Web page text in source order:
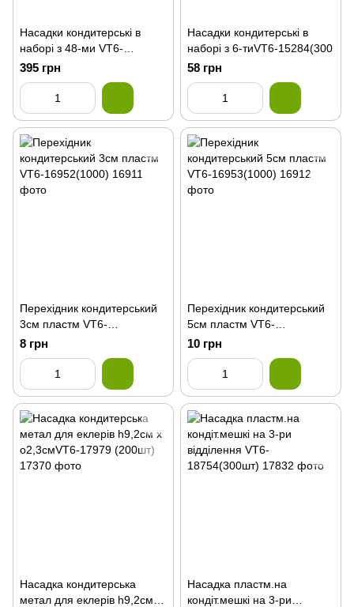
Насадки кондитерські в
наборі з 48-ми VT6-
15333(30шт)
395 грн
Насадки кондитерські в
наборі з 6-тиVT6-15284(300
58 грн
Перехідник кондитерський
3см пластм VT6-
16952(1000)
8 грн
Перехідник кондитерський
5см пластм VT6-
16953(1000)
10 грн
Насадка кондитерська
метал для еклерів h9,2см х
Насадка пластм.на
кондіт.мешкі на 3-ри